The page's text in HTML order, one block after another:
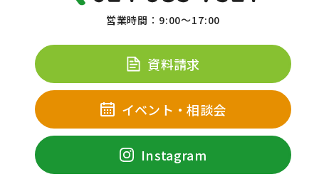
営業時間：9:00～17:00
資料請求
イベント・相談会
Instagram